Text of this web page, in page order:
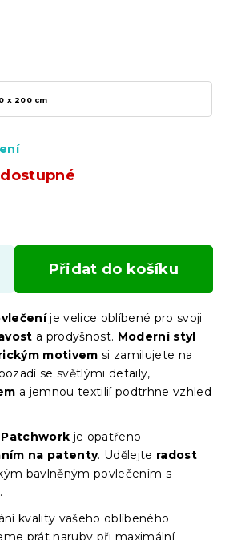
x 200 cm
Přidat do košíku
je velice oblíbené pro svoji
a prodyšnost. Moderní styl
motivem si zamilujete na
se světlými detaily,
a jemnou textilií podtrhne vzhled
je opatřeno
na patenty. Udělejte radost
bavlněným povlečením s
kvality vašeho oblíbeného
prát naruby při maximální